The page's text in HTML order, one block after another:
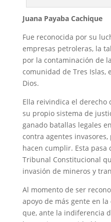
Juana Payaba Cachique
Fue reconocida por su
empresas petroleras, la
por la contaminación de
comunidad de Tres Islas,
Dios.
Ella reivindica el derecho
su propio sistema de
ganado batallas legales
contra agentes
hacen cumplir. Esta pasa
Tribunal Constitucional
invasión de mineros y
Al momento de ser
apoyo de más gente en
que, ante la indiferencia